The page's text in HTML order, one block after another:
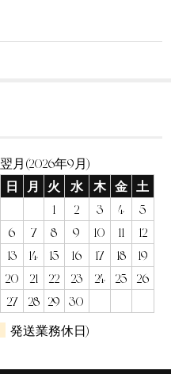
翌月(2026年9月)
日
月 火 水 木 金
土
1
2 3 4
5
6
7 8 9 10 11
12
13
14 15 16 17 18
19
20
21 22 23 24 25
26
27
28 29
30
発送業務休日)